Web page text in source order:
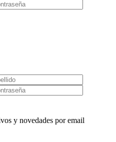
y novedades por email